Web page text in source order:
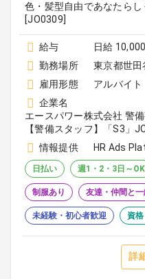
色・髪型自由であなたらし
[JO0309]
給与
日給
勤務場所
東京都世田
雇用形態
アルバイト
企業名
エースパワー株式会社 警
【警備スタッフ】「S3」
情報提供
HR Ads
日払い 週1・2・3日～OK
制服あり 友達・仲間と一
未経験・初心者歓迎 資
詳